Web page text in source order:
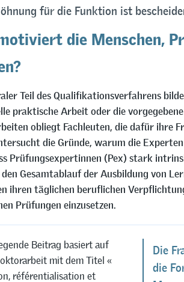
für die Funktion ist
die Menschen,
Teil des Qualifikationsverfahrens
praktische Arbeit oder die
obliegt Fachleuten, die dafür ihre
die Gründe, warum die
Prüfungsexpertinnen (Pex) stark
Gesamtablauf der Ausbildung von
ihren täglichen beruflichen
Prüfungen einzusetzen.
Die
die
Beitrag basiert auf
mit dem Titel «
référentialisation et